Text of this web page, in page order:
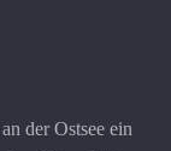
der Ostsee ein